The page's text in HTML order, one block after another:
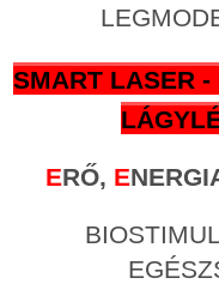
SMART LASER
ERŐ, E